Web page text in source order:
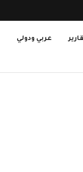
عربي ودولي